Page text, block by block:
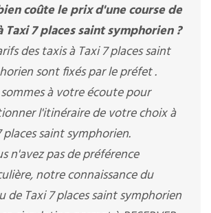
coûte le prix d'une course de
Taxi 7 places saint symphorien ?
des taxis à Taxi 7 places saint
sont fixés par le préfet .
à votre écoute pour
l'itinéraire de votre choix à
places saint symphorien.
n'avez pas de préférence
notre connaissance du
de Taxi 7 places saint symphorien